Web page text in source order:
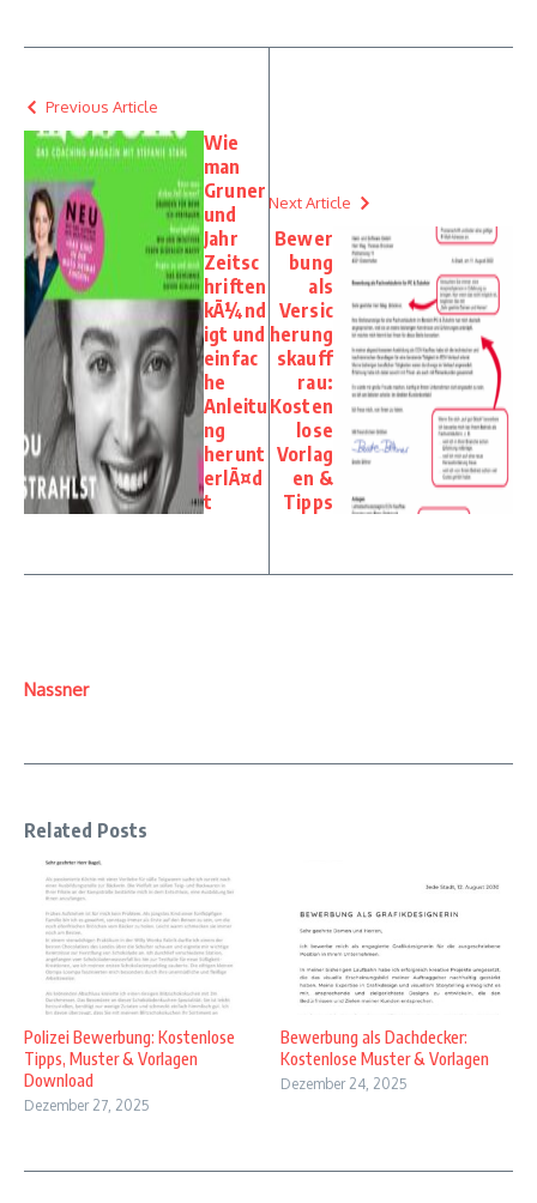
Previous Article
Wie
man
Gruner
und
Jahr
Zeitsc
hriften
kÃ¼nd
igt und
einfac
he
Anleitu
ng
herunt
erlÃ¤d
t
Next Article
Bewer
bung
als
Versic
herung
skauff
rau:
Kosten
lose
Vorlag
en &
Tipps
Nassner
Related Posts
Polizei Bewerbung: Kostenlose
Tipps, Muster & Vorlagen
Download
Dezember 27, 2025
Bewerbung als Dachdecker:
Kostenlose Muster & Vorlagen
Dezember 24, 2025